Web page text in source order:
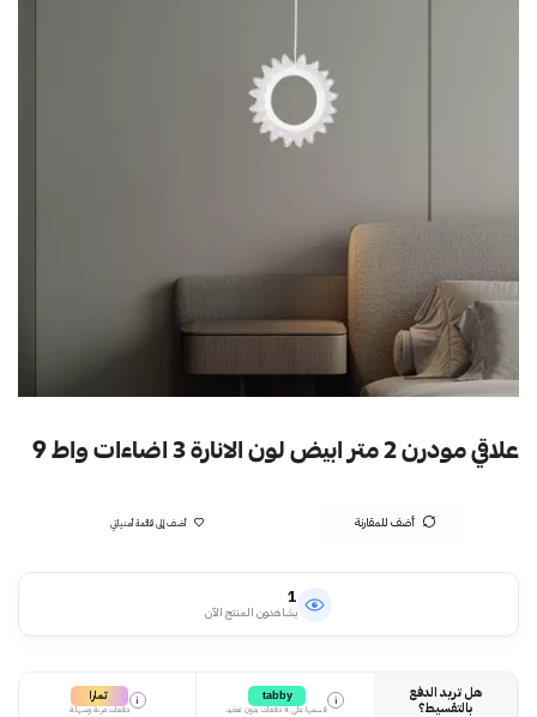
علاقي مودرن 2 متر ابيض لون الانارة 3 اضاءات واط 9
أضف للمقارنة أضف إلى قائمة أمنياتي
1
يشاهدون المنتج الآن
هل تريد الدفع
بالتقسيط؟
i
tabby
قسمها على 4 دفعات بدون تعقيد
i تمارا
دفعات مرنة وسهلة